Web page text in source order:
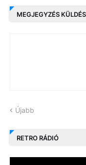
MEGJEGYZÉS
Újabb
RETRO RÁDIÓ